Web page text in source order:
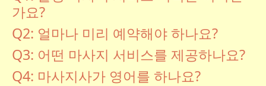
가요?
Q2: 얼마나 미리 예약해야 하나요?
Q3: 어떤 마사지 서비스를 제공하나요?
Q4: 마사지사가 영어를 하나요?